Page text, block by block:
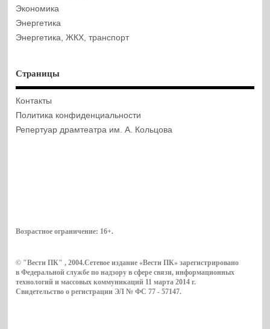
Экономика
Энергетика
Энергетика, ЖКХ, транспорт
Страницы
Контакты
Политика конфиденциальности
Репертуар драмтеатра им. А. Кольцова
Возрастное ограничение: 16+.
© "Вести ПК" , 2004.Сетевое издание «Вести ПК» зарегистрировано
в Федеральной службе по надзору в сфере связи, информационных
технологий и массовых коммуникаций 11 марта 2014 г.
Свидетельство о регистрации ЭЛ № ФС 77 - 57147.